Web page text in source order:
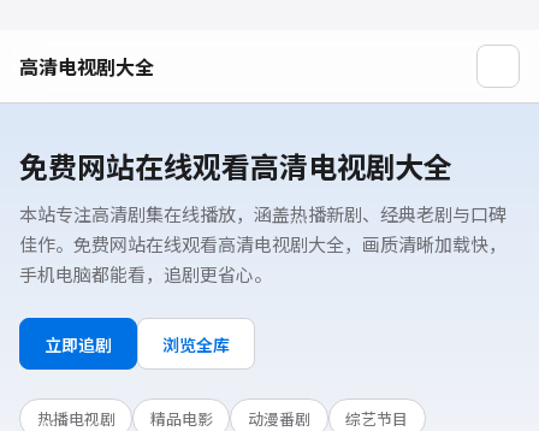
高清电视剧大全
免费网站在线观看高清电视剧大全
本站专注高清剧集在线播放，涵盖热播新剧、经典老剧与口碑
佳作。免费网站在线观看高清电视剧大全，画质清晰加载快，
手机电脑都能看，追剧更省心。
立即追剧 浏览全库
热播电视剧 精品电影 动漫番剧
综艺节目